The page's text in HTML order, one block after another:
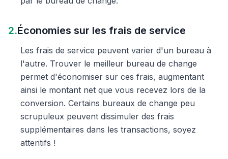
2.Économies sur les frais de service
Les frais de service peuvent varier d'un bureau à
l'autre. Trouver le meilleur bureau de change
permet d'économiser sur ces frais, augmentant
ainsi le montant net que vous recevez lors de la
conversion. Certains bureaux de change peu
scrupuleux peuvent dissimuler des frais
supplémentaires dans les transactions, soyez
attentifs !